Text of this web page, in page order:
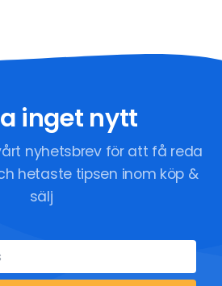
inget nytt
nyhetsbrev för att få reda
hetaste tipsen inom köp &
sälj